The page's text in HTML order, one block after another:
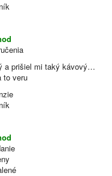
a prišiel mi taký kávový…
to veru